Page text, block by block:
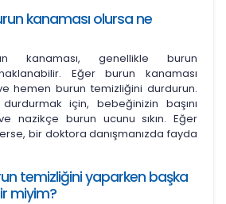
kanaması olursa ne
kanaması, genellikle burun
Eğer burun kanaması
hemen burun temizliğini durdurun.
durdurmak için, bebeğinizin başını
nazikçe burun ucunu sıkın. Eğer
bir doktora danışmanızda fayda
temizliğini yaparken başka
miyim?